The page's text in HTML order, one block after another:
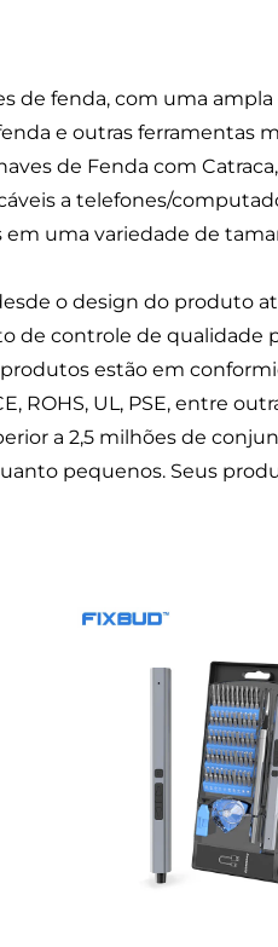
de fenda, com uma
e outras ferramentas
de Fenda com
a telefones/
uma variedade de
o design do produto
de controle de qualidade
estão em
ROHS, UL, PSE, entre
a 2,5 milhões de
pequenos. Seus